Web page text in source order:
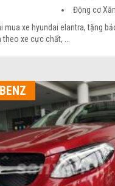
Động cơ
mua xe hyundai elantra, tặng
theo xe cực chất, ...